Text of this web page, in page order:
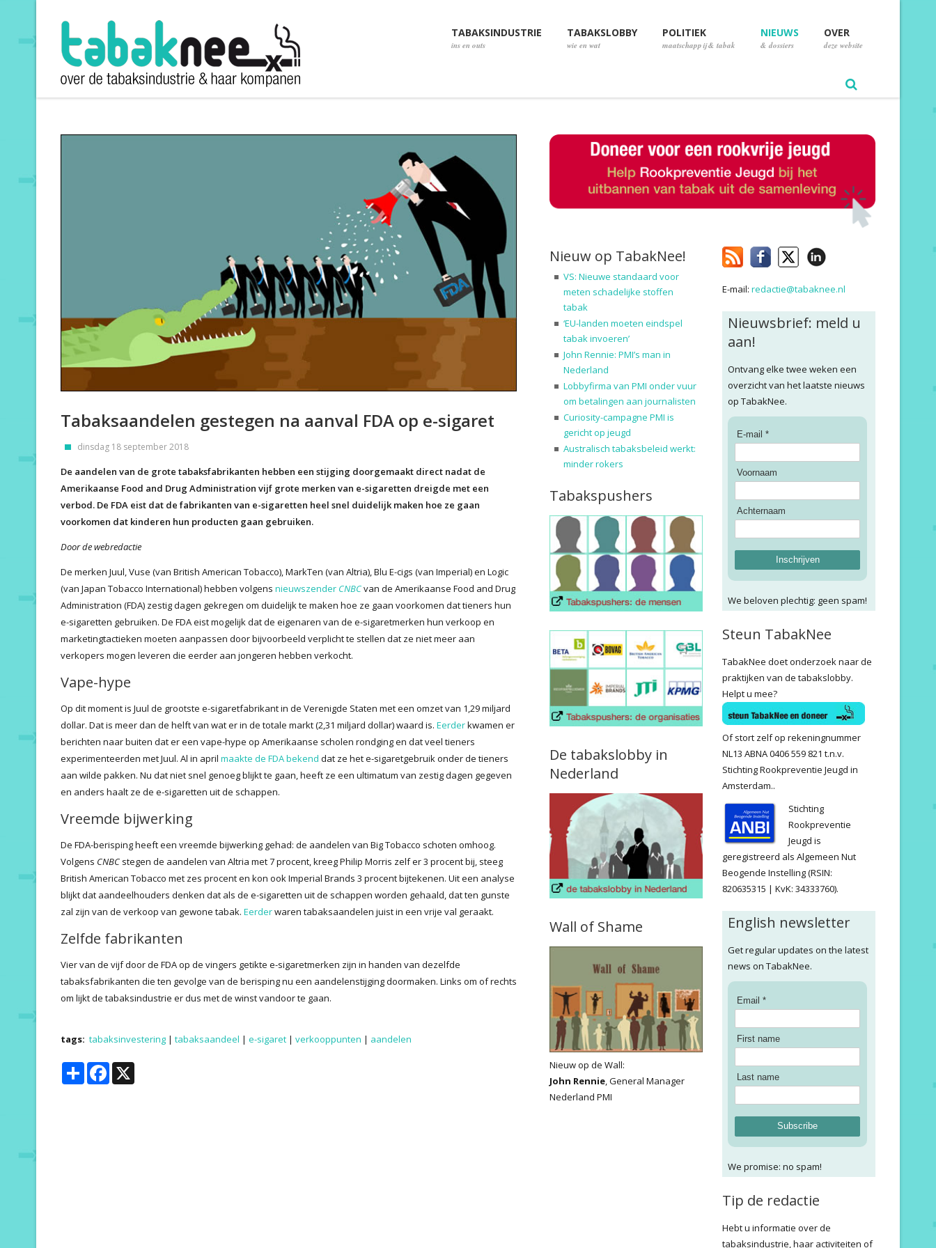
TABAKSINDUSTRIE
ins en outs
TABAKSLOBBY
wie en wat
POLITIEK
maatschappij & tabak
NIEUWS
& dossiers
OVER
deze website
Tabaksaandelen gestegen na aanval FDA op e-sigaret
dinsdag 18 september 2018
De aandelen van de grote tabaksfabrikanten hebben een stijging doorgemaakt direct nadat de
Amerikaanse Food and Drug Administration vijf grote merken van e-sigaretten dreigde met een
verbod. De FDA eist dat de fabrikanten van e-sigaretten heel snel duidelijk maken hoe ze gaan
voorkomen dat kinderen hun producten gaan gebruiken.
Door de webredactie
De merken Juul, Vuse (van British American Tobacco), MarkTen (van Altria), Blu E-cigs (van Imperial) en Logic
(van Japan Tobacco International) hebben volgens nieuwszender CNBCvan de Amerikaanse Food and Drug
Administration (FDA) zestig dagen gekregen om duidelijk te maken hoe ze gaan voorkomen dat tieners hun
e-sigaretten gebruiken. De FDA eist mogelijk dat de eigenaren van de e-sigaretmerken hun verkoop en
marketingtactieken moeten aanpassen door bijvoorbeeld verplicht te stellen dat ze niet meer aan
verkopers mogen leveren die eerder aan jongeren hebben verkocht.
Vape-hype
Op dit moment is Juul de grootste e-sigaretfabrikant in de Verenigde Staten met een omzet van 1,29 miljard
dollar. Dat is meer dan de helft van wat er in de totale markt (2,31 miljard dollar) waard is. Eerderkwamen er
berichten naar buiten dat er een vape-hype op Amerikaanse scholen rondging en dat veel tieners
experimenteerden met Juul. Al in april maakte de FDA bekend dat ze het e-sigaretgebruik onder de tieners
aan wilde pakken. Nu dat niet snel genoeg blijkt te gaan, heeft ze een ultimatum van zestig dagen gegeven
en anders haalt ze de e-sigaretten uit de schappen.
Vreemde bijwerking
De FDA-berisping heeft een vreemde bijwerking gehad: de aandelen van Big Tobacco schoten omhoog.
Volgens CNBC stegen de aandelen van Altria met 7 procent, kreeg Philip Morris zelf er 3 procent bij, steeg
British American Tobacco met zes procent en kon ook Imperial Brands 3 procent bijtekenen. Uit een analyse
blijkt dat aandeelhouders denken dat als de e-sigaretten uit de schappen worden gehaald, dat ten gunste
zal zijn van de verkoop van gewone tabak. Eerderwaren tabaksaandelen juist in een vrije val geraakt.
Zelfde fabrikanten
Vier van de vijf door de FDA op de vingers getikte e-sigaretmerken zijn in handen van dezelfde
tabaksfabrikanten die ten gevolge van de berisping nu een aandelenstijging doormaken. Links om of rechts
om lijkt de tabaksindustrie er dus met de winst vandoor te gaan.
tags: tabaksinvestering | tabaksaandeel | e-sigaret | verkooppunten | aandelen
Share Facebook
Nieuw op TabakNee!
VS: Nieuwe standaard voor
meten schadelijke stoffen
tabak
‘EU-landen moeten eindspel
tabak invoeren’
John Rennie: PMI’s man in
Nederland
Lobbyfirma van PMI onder vuur
om betalingen aan journalisten
Curiosity-campagne PMI is
gericht op jeugd
Australisch tabaksbeleid werkt:
minder rokers
Tabakspushers
De tabakslobby in
Nederland
Wall of Shame
Nieuw op de Wall:
John Rennie, General Manager
Nederland PMI
E-mail:redactie@tabaknee.nl
Nieuwsbrief: meld u
aan!
Ontvang elke twee weken een
overzicht van het laatste nieuws
op TabakNee.
E-mail *
Voornaam
Achternaam
Inschrijven
We beloven plechtig: geen spam!
Steun TabakNee
TabakNee doet onderzoek naar de
praktijken van de tabakslobby.
Helpt u mee?
Of stort zelf op rekeningnummer
NL13 ABNA 0406 559 821 t.n.v.
Stichting Rookpreventie Jeugd in
Amsterdam..
Stichting
Rookpreventie
Jeugd is
geregistreerd als Algemeen Nut
Beogende Instelling (RSIN:
820635315 | KvK: 34333760).
English newsletter
Get regular updates on the latest
news on TabakNee.
Email *
First name
Last name
Subscribe
We promise: no spam!
Tip de redactie
Hebt u informatie over de
tabaksindustrie, haar activiteiten of